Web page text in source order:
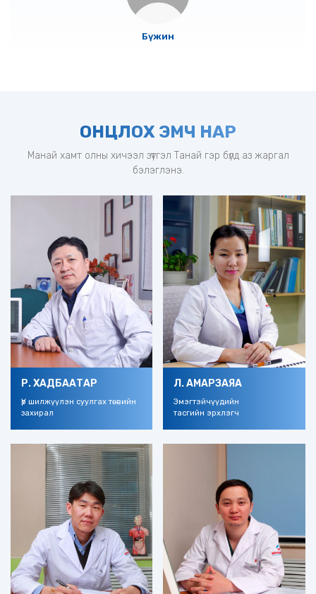
Бүжин
ОНЦЛОХ ЭМЧ НАР
Манай хамт олны хичээл зүтгэл Танай гэр бүлд аз жаргал
бэлэглэнэ.
Р. ХАДБААТАР
Үр шилжүүлэн суулгах төвийн
захирал
Л. АМАРЗАЯА
Эмэгтэйчүүдийн
тасгийн эрхлэгч